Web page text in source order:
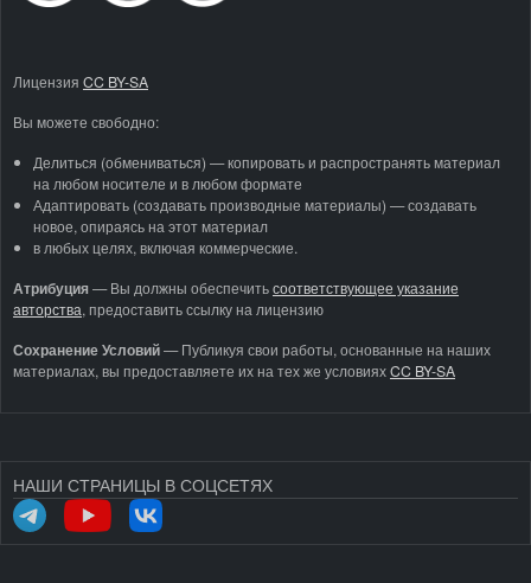
Лицензия CC BY-SA
Вы можете свободно:
Делиться (обмениваться) — копировать и распространять материал
на любом носителе и в любом формате
Адаптировать (создавать производные материалы) — создавать
новое, опираясь на этот материал
в любых целях, включая коммерческие.
Атрибуция—Вы должны обеспечитьсоответствующее указание
авторства, предоставить ссылку на лицензию
Сохранение Условий— Публикуя свои работы, основанные на наших
материалах, вы предоставляете их на тех же условияхCC BY-SA
НАШИ СТРАНИЦЫ В СОЦСЕТЯХ